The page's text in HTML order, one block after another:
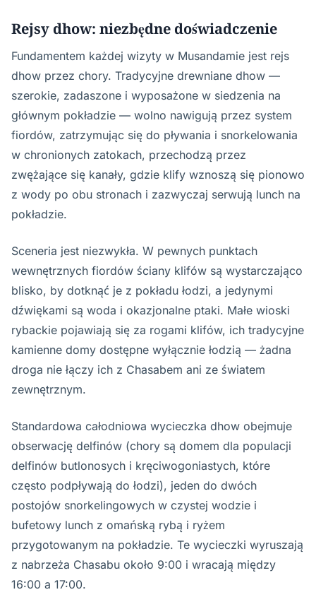
Rejsy dhow: niezbędne doświadczenie
Fundamentem każdej wizyty w Musandamie jest rejs
dhow przez chory. Tradycyjne drewniane dhow —
szerokie, zadaszone i wyposażone w siedzenia na
głównym pokładzie — wolno nawigują przez system
fiordów, zatrzymując się do pływania i snorkelowania
w chronionych zatokach, przechodzą przez
zwężające się kanały, gdzie klify wznoszą się pionowo
z wody po obu stronach i zazwyczaj serwują lunch na
pokładzie.
Sceneria jest niezwykła. W pewnych punktach
wewnętrznych fiordów ściany klifów są wystarczająco
blisko, by dotknąć je z pokładu łodzi, a jedynymi
dźwiękami są woda i okazjonalne ptaki. Małe wioski
rybackie pojawiają się za rogami klifów, ich tradycyjne
kamienne domy dostępne wyłącznie łodzią — żadna
droga nie łączy ich z Chasabem ani ze światem
zewnętrznym.
Standardowa całodniowa wycieczka dhow obejmuje
obserwację delfinów (chory są domem dla populacji
delfinów butlonosych i kręciwogoniastych, które
często podpływają do łodzi), jeden do dwóch
postojów snorkelingowych w czystej wodzie i
bufetowy lunch z omańską rybą i ryżem
przygotowanym na pokładzie. Te wycieczki wyruszają
z nabrzeża Chasabu około 9:00 i wracają między
16:00 a 17:00.